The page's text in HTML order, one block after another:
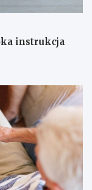
instrukcja